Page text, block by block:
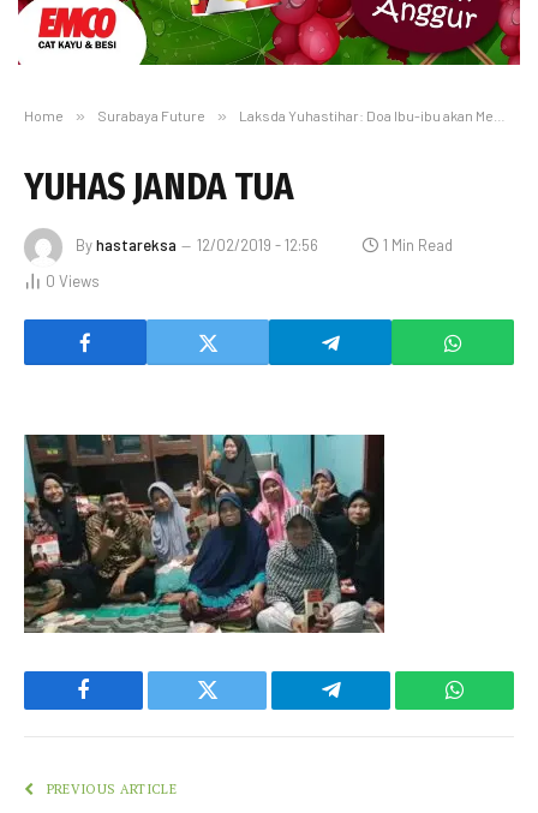
Home » Surabaya Future » Laksda Yuhastihar: Doa Ibu-ibu akan Membuat Saya Sukses
YUHAS JANDA TUA
Byhastareksa 12/02/2019 - 12:56
1 Min Read
0 Views
Facebook Twitter Telegram
PREVIOUS ARTICLE